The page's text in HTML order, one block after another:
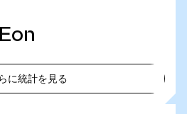
に統計を見る